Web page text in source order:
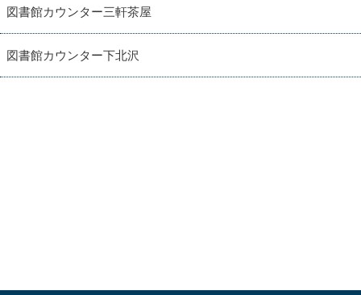
図書館カウンター三軒茶屋
図書館カウンター下北沢